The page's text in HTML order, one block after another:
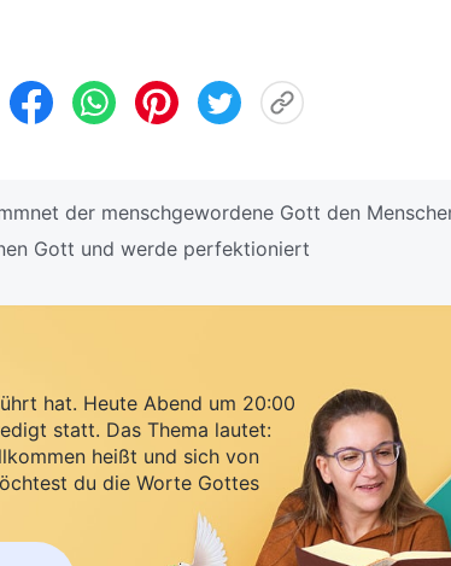
der menschgewordene Gott den
Gott und werde perfektioniert
hat. Heute Abend um 20:00
statt. Das Thema lautet:
heißt und sich von
du die Worte Gottes